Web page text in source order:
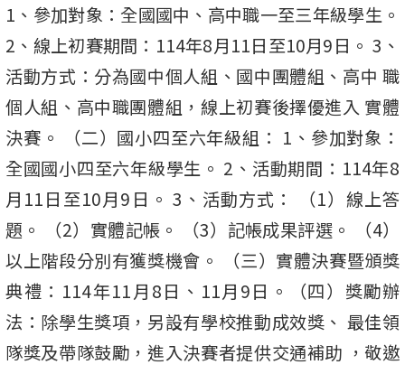
1、參加對象：全國國中、高中職一至三年級學生。
2、線上初賽期間：114年8月11日至10月9日。 3、
活動方式：分為國中個人組、國中團體組、高中 職
個人組、高中職團體組，線上初賽後擇優進入 實體
決賽。 （二）國小四至六年級組： 1、參加對象：
全國國小四至六年級學生。 2、活動期間：114年8
月11日至10月9日。 3、活動方式： （1）線上答
題。 （2）實體記帳。 （3）記帳成果評選。 （4）
以上階段分別有獲獎機會。 （三）實體決賽暨頒獎
典禮：114年11月8日、11月9日。（四）獎勵辦
法：除學生獎項，另設有學校推動成效獎、 最佳領
隊獎及帶隊鼓勵，進入決賽者提供交通補助 ，敬邀